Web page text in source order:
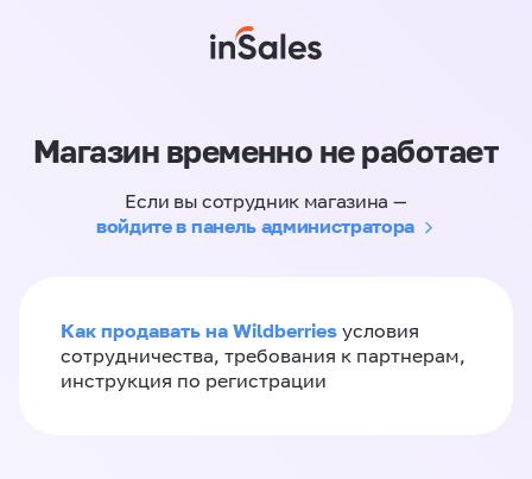
Магазин временно не работает
Если вы сотрудник магазина —
войдите в панель администратора
Как продавать на Wildberries условия
сотрудничества, требования к партнерам,
инструкция по регистрации